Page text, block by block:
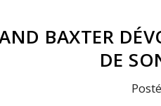
BAXTER
DE